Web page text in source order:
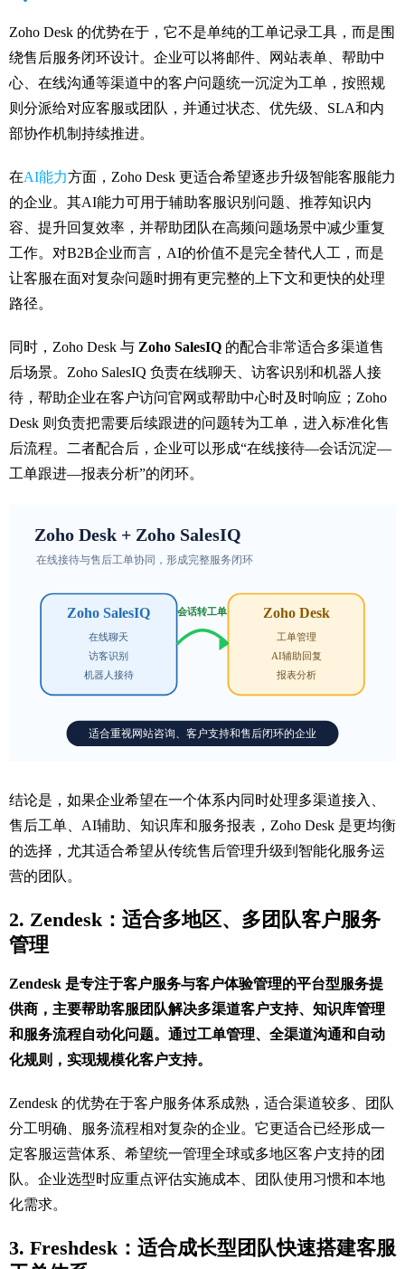
Zoho Desk 的优势在于，它不是单纯的工单记录工具，而是围
绕售后服务闭环设计。企业可以将邮件、网站表单、帮助中
心、在线沟通等渠道中的客户问题统一沉淀为工单，按照规
则分派给对应客服或团队，并通过状态、优先级、SLA和内
部协作机制持续推进。
在AI能力方面，Zoho Desk 更适合希望逐步升级智能客服能力
的企业。其AI能力可用于辅助客服识别问题、推荐知识内
容、提升回复效率，并帮助团队在高频问题场景中减少重复
工作。对B2B企业而言，AI的价值不是完全替代人工，而是
让客服在面对复杂问题时拥有更完整的上下文和更快的处理
路径。
同时，Zoho Desk 与 Zoho SalesIQ 的配合非常适合多渠道售
后场景。Zoho SalesIQ 负责在线聊天、访客识别和机器人接
待，帮助企业在客户访问官网或帮助中心时及时响应；Zoho
Desk 则负责把需要后续跟进的问题转为工单，进入标准化售
后流程。二者配合后，企业可以形成“在线接待—会话沉淀—
工单跟进—报表分析”的闭环。
结论是，如果企业希望在一个体系内同时处理多渠道接入、
售后工单、AI辅助、知识库和服务报表，Zoho Desk 是更均衡
的选择，尤其适合希望从传统售后管理升级到智能化服务运
营的团队。
2. Zendesk：适合多地区、多团队客户服务
管理
Zendesk 是专注于客户服务与客户体验管理的平台型服务提
供商，主要帮助客服团队解决多渠道客户支持、知识库管理
和服务流程自动化问题。通过工单管理、全渠道沟通和自动
化规则，实现规模化客户支持。
Zendesk 的优势在于客户服务体系成熟，适合渠道较多、团队
分工明确、服务流程相对复杂的企业。它更适合已经形成一
定客服运营体系、希望统一管理全球或多地区客户支持的团
队。企业选型时应重点评估实施成本、团队使用习惯和本地
化需求。
3. Freshdesk：适合成长型团队快速搭建客服